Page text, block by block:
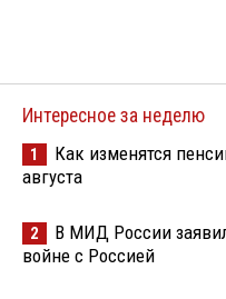
Интересное за неделю
1
Как изменятся
августа
2
В МИД России
войне с Россией